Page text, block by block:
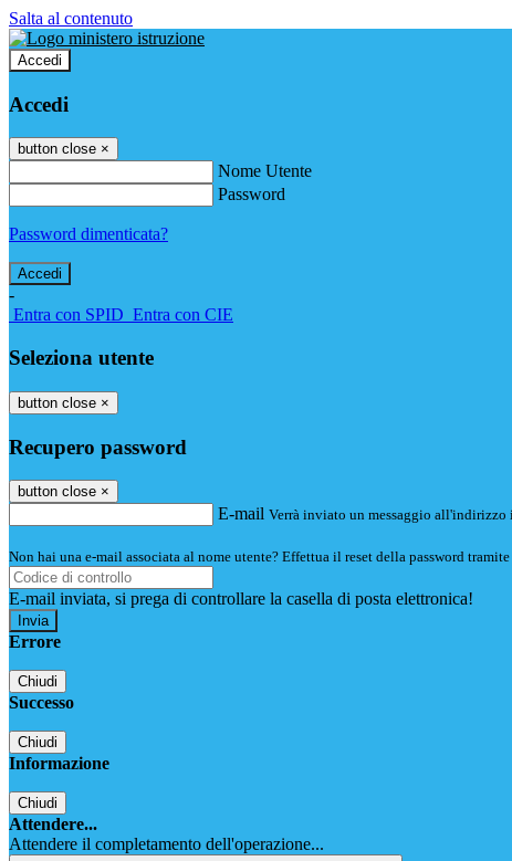
Salta al contenuto
Accedi
Accedi
button close ×
Nome Utente
Password
Password dimenticata?
-
Entra con SPID Entra con CIE
Seleziona utente
button close ×
Recupero password
button close ×
E-mail Verrà inviato un messaggio
Non hai una e-mail associata al nome utente? Effettua il reset della password
E-mail inviata, si prega di controllare la casella di posta elettronica!
Errore
Chiudi
Successo
Chiudi
Informazione
Chiudi
Attendere...
Attendere il completamento dell'operazione...